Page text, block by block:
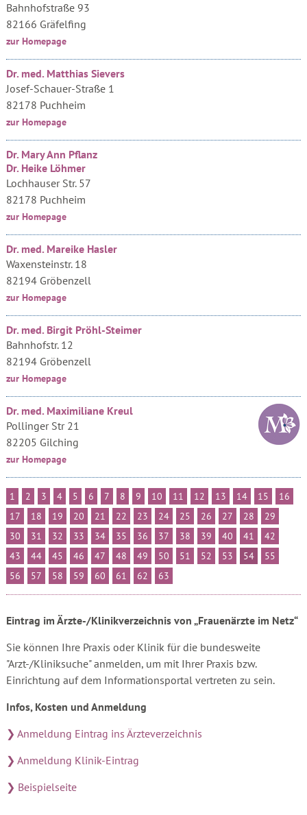
Bahnhofstraße 93
82166 Gräfelfing
zur Homepage
Dr. med. Matthias Sievers
Josef-Schauer-Straße 1
82178 Puchheim
zur Homepage
Dr. Mary Ann Pflanz
Dr. Heike Löhmer
Lochhauser Str. 57
82178 Puchheim
zur Homepage
Dr. med. Mareike Hasler
Waxensteinstr. 18
82194 Gröbenzell
zur Homepage
Dr. med. Birgit Pröhl-Steimer
Bahnhofstr. 12
82194 Gröbenzell
zur Homepage
Dr. med. Maximiliane Kreul
Pollinger Str 21
82205 Gilching
zur Homepage
1 2 3 4 5 6 7 8 9 10 11 12 13 14 15
16
17
18 19 20 21 22 23 24 25 26 27 28
29
30
31 32 33 34 35 36 37 38 39 40 41
42
43
44 45 46 47 48 49 50 51 52 53 54
55
56
57 58 59 60 61 62 63
Eintrag im Ärzte-/Klinikverzeichnis von „Frauenärzte im Netz“
Sie können Ihre Praxis oder Klinik für die bundesweite
"Arzt-/Kliniksuche" anmelden, um mit Ihrer Praxis bzw.
Einrichtung auf dem Informationsportal vertreten zu sein.
Infos, Kosten und Anmeldung
❯ Anmeldung Eintrag ins Ärzteverzeichnis
❯ Anmeldung Klinik-Eintrag
❯ Beispielseite